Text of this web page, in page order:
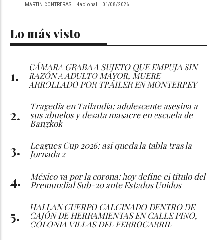
MARTIN CONTRERAS Nacional 01/08/2026
Lo más visto
CÁMARA GRABA A SUJETO QUE EMPUJA SIN
RAZÓN A ADULTO MAYOR; MUERE
ARROLLADO POR TRÁILER EN MONTERREY
Tragedia en Tailandia: adolescente asesina a
sus abuelos y desata masacre en escuela de
Bangkok
Leagues Cup 2026: así queda la tabla tras la
Jornada 2
México va por la corona: hoy define el título del
Premundial Sub-20 ante Estados Unidos
HALLAN CUERPO CALCINADO DENTRO DE
CAJÓN DE HERRAMIENTAS EN CALLE PINO,
COLONIA VILLAS DEL FERROCARRIL